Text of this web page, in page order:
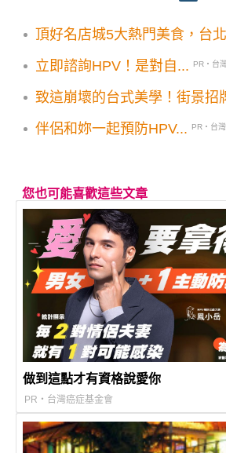
頂好名店城5大熱門美食，台
立即諮詢HPV！是對自...
PR・台
致這崩壞的台式美學！街景招
伴侶和妳一起預防HPV...
PR・台
您也可能喜歡這些文章
做到這點才有資格說愛你
PR・台灣癌症基金會